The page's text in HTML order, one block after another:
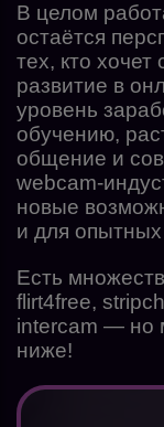
В целом
остаётся
тех, кто
развитие в
уровень
обучению,
общение и
webcam-
новые
и для
Есть
flirt4free,
intercam — но
ниже!